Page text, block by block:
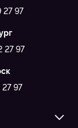
27 97
27 97
27 97